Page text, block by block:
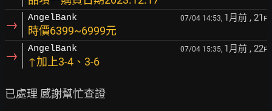
→ AngelBank 07/04 14:53, 1月前 , 21 F
時價6399~6999元
→ AngelBank 07/04 15:35, 1月前 , 22F
↑加上3-4、3-6